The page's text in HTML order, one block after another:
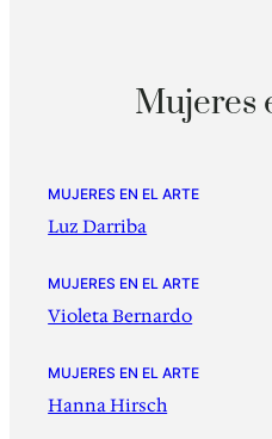
Mujeres
MUJERES EN EL ARTE
Luz Darriba
MUJERES EN EL ARTE
Violeta Bernardo
MUJERES EN EL ARTE
Hanna Hirsch